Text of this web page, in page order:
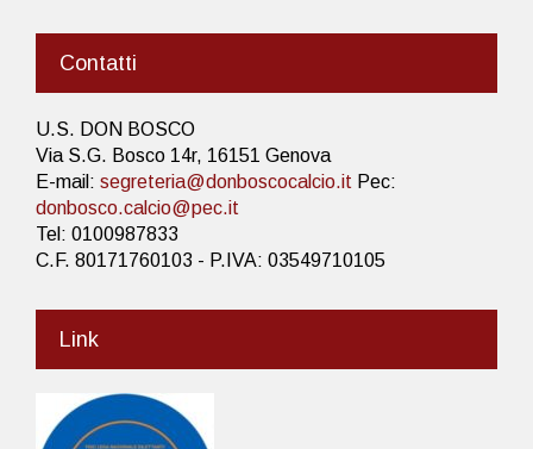
Contatti
U.S. DON BOSCO
Via S.G. Bosco 14r, 16151 Genova
E-mail: segreteria@donboscocalcio.it Pec:
donbosco.calcio@pec.it
Tel: 0100987833
C.F. 80171760103 - P.IVA: 03549710105
Link